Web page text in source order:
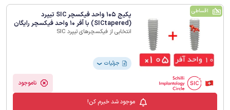
اقساطی
پکیج 105 واحد فیکسچر SIC تیپرد
(SICtapered) با آفر 10 واحد فیکسچر رایگان
انتخابی از فیکسچرهای تیپرد SIC
جزئیات ❯
ناموجود
موجود شد خبرم کن!